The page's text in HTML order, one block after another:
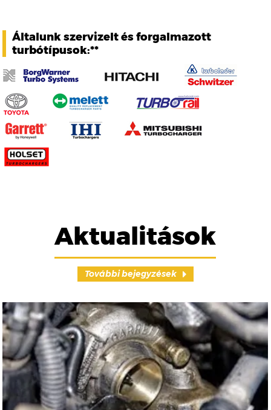
Általunk szervizelt és forgalmazott
turbótípusok:**
Aktualitások
További bejegyzések